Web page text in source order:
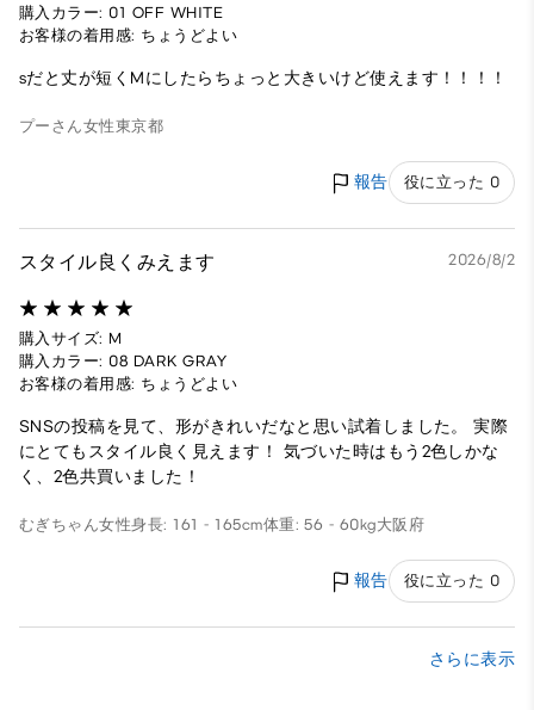
購入カラー: 01 OFF WHITE
お客様の着用感: ちょうどよい
sだと丈が短くMにしたらちょっと大きいけど使えます！！！！
プーさん女性東京都
報告 役に立った 0
スタイル良くみえます 2026/8/2
購入サイズ: M
購入カラー: 08 DARK GRAY
お客様の着用感: ちょうどよい
SNSの投稿を見て、形がきれいだなと思い試着しました。 実際
にとてもスタイル良く見えます！ 気づいた時はもう2色しかな
く、2色共買いました！
むぎちゃん女性身長: 161 - 165cm体重: 56 - 60kg大阪府
報告 役に立った 0
さらに表示